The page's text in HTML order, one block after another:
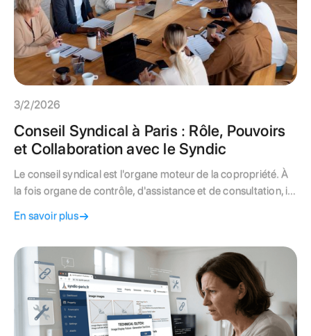
3/2/2026
Conseil Syndical à Paris : Rôle, Pouvoirs
et Collaboration avec le Syndic
Le conseil syndical est l'organe moteur de la copropriété. À
la fois organe de contrôle, d'assistance et de consultation, il
leur gestionnaire. Depuis la loi ELAN, son pouvoir a été
pour plus de réactivité dans la gestion quotidienne. Que ce
soit pour valider un budget ou superviser des travaux, un
conseil syndical actif est le garant d'une copropriété
parisienne saine et bien gérée.
En savoir plus